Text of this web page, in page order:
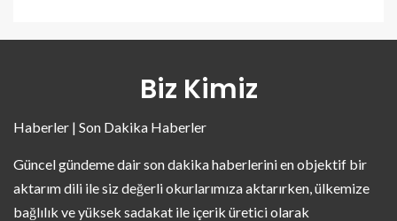
Biz Kimiz
Haberler | Son Dakika Haberler
Güncel gündeme dair son dakika haberlerini en objektif bir
aktarım dili ile siz değerli okurlarımıza aktarırken, ülkemize
bağlılık ve yüksek sadakat ile içerik üretici olarak